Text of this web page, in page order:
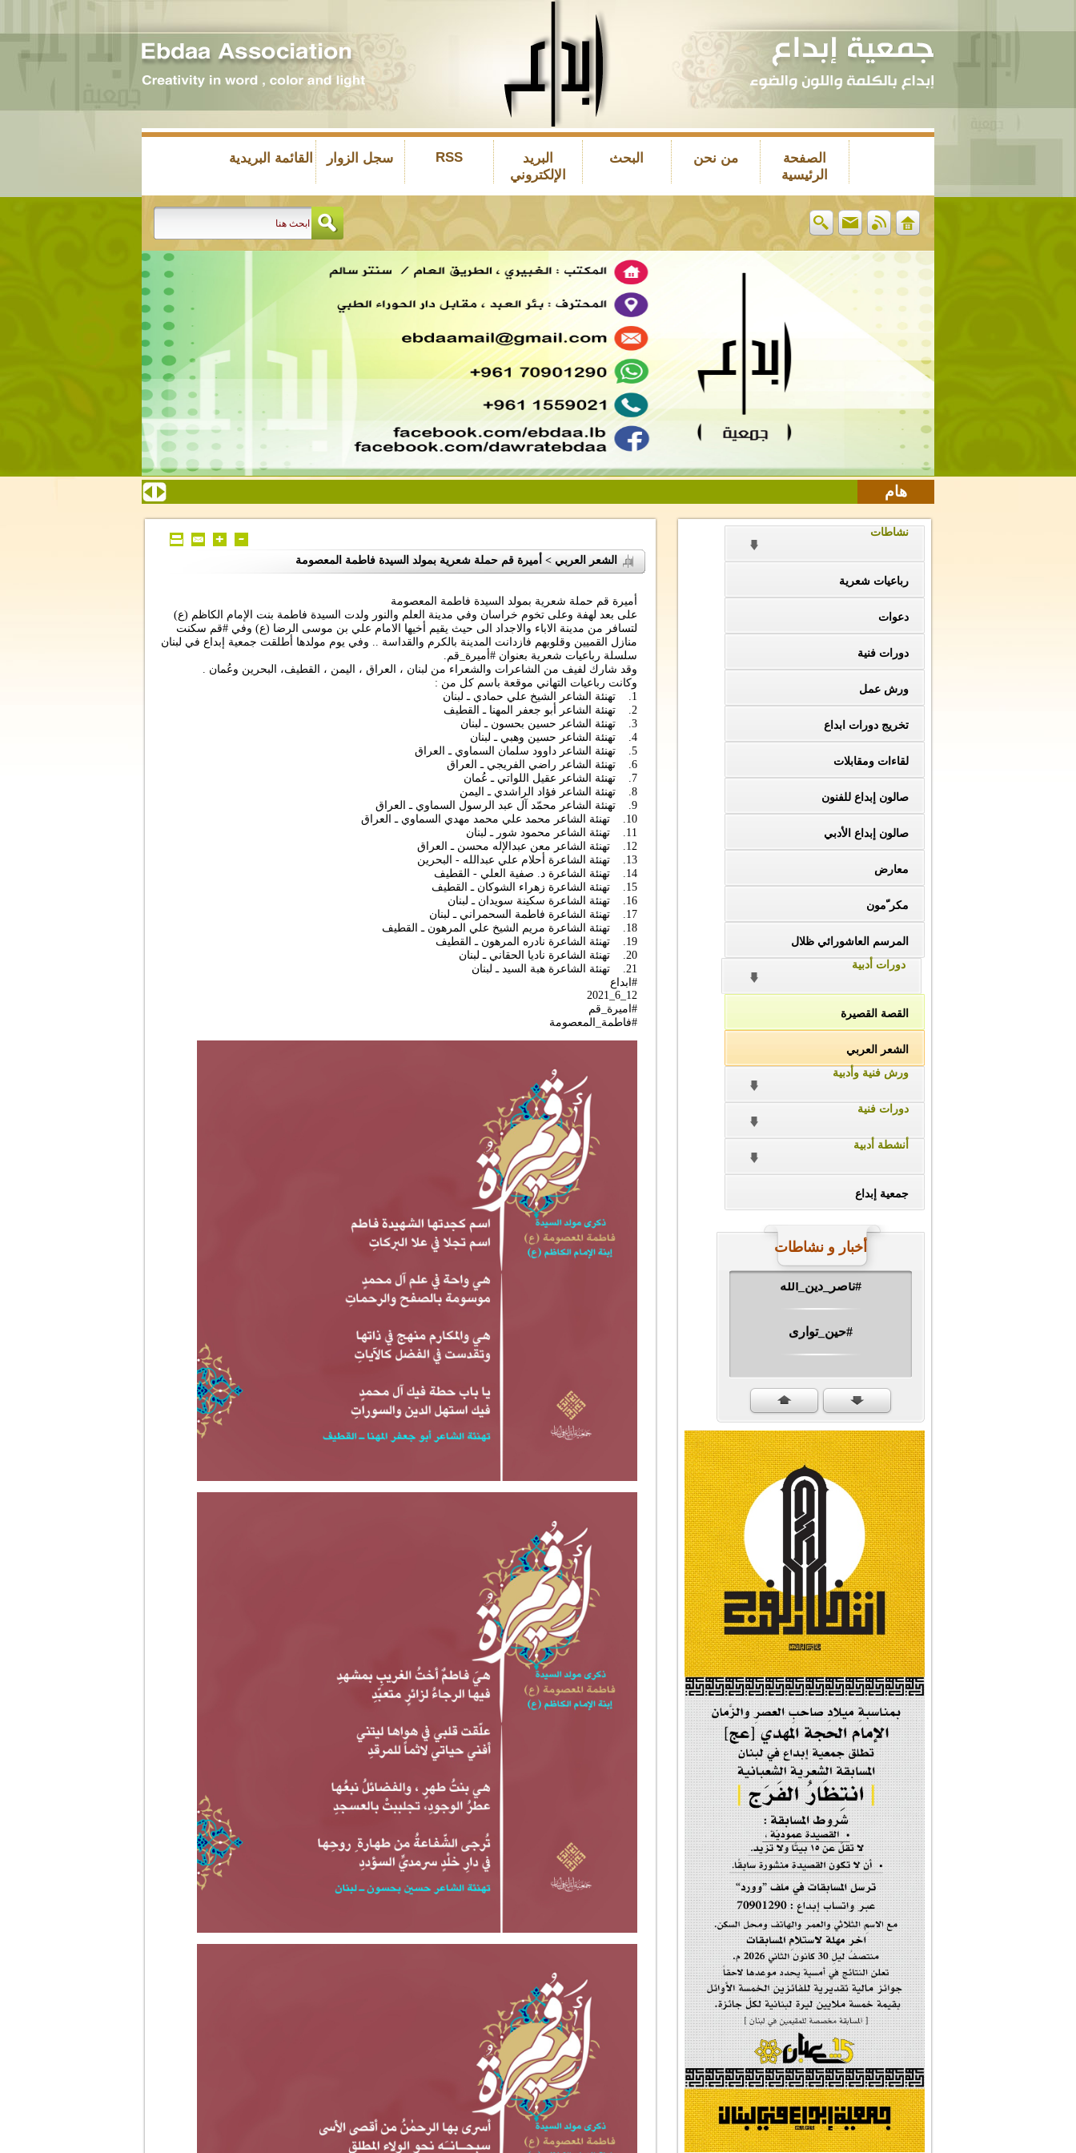
الصفحة
الرئيسية
من نحن البحث
البريد
الإلكتروني
RSS سجل الزوار القائمة البريدية
هام
نشاطات
رباعيات شعرية
دعوات
دورات فنية
ورش عمل
تخريج دورات ابداع
لقاءات ومقابلات
صالون إبداع للفنون
صالون إبداع الأدبي
معارض
مكر ّمون
المرسم العاشورائي ظلال
دورات أدبية
القصة القصيرة
الشعر العربي
ورش فنية وأدبية
دورات فنية
أنشطة أدبية
جمعية إبداع
أخبار و نشاطات
#ناصر_دين_الله
#حين_توارى
مهرجان الشهيد #ا�...
#سنكمل_الطريق
#تبريكات_انتصار_�...
#نداء_الأنبياء
#شجرة_النبوة
#وأنا_على_دين_محم...
#بأمانة_موسى_بن_ج...
#إيران_حرم_فاطمة ...
| #فخر_المخدرات |
#صحيفة_المؤمن
إحتفالية #رياحين...
إحتفالية تكريم ا...
#فاطمة_روحي
مولد السيدة #الز�...
#أم_الشهداء
#النجم_الثاقب
#الصديقة_الشهيدة
#على_اُهبة_الدم
الشعر العربي > أميرة قم حملة شعرية بمولد السيدة فاطمة المعصومة
أميرة قم حملة شعرية بمولد السيدة فاطمة المعصومة
على بعد لهفة وعلى تخوم خراسان وفي مدينة العلم والنور ولدت السيدة فاطمة بنت الإمام الكاظم (ع)
لتسافر من مدينة الاباء والاجداد الى حيث يقيم أخيها الامام علي بن موسى الرضا (ع) وفي #قم سكنت
منازل القميين وقلوبهم فازدانت المدينة بالكرم والقداسة .. وفي يوم مولدها أطلقت جمعية إبداع في لبنان
سلسلة رباعيات شعرية بعنوان #أميرة_قم.
وقد شارك لفيف من الشاعرات والشعراء من لبنان ، العراق ، اليمن ، القطيف، البحرين وعُمان .
وكانت رباعيات التهاني موقعة باسم كل من :
1. تهنئة الشاعر الشيخ علي حمادي ـ لبنان
2. تهنئة الشاعر أبو جعفر المهنا ـ القطيف
3. تهنئة الشاعر حسين بحسون ـ لبنان
4. تهنئة الشاعر حسين وهبي ـ لبنان
5. تهنئة الشاعر داوود سلمان السماوي ـ العراق
6. تهنئة الشاعر راضي الفريجي ـ العراق
7. تهنئة الشاعر عقيل اللواتي ـ عُمان
8. تهنئة الشاعر فؤاد الراشدي ـ اليمن
9. تهنئة الشاعر محمّد آل عبد الرسول السماوي ـ العراق
10. تهنئة الشاعر محمد علي محمد مهدي السماوي ـ العراق
11. تهنئة الشاعر محمود شور ـ لبنان
12. تهنئة الشاعر معن عبدالإله محسن ـ العراق
13. تهنئة الشاعرة أحلام علي عبدالله - البحرين
14. تهنئة الشاعرة د. صفية العلي - القطيف
15. تهنئة الشاعرة زهراء الشوكان ـ القطيف
16. تهنئة الشاعرة سكينة سويدان ـ لبنان
17. تهنئة الشاعرة فاطمة السحمراني ـ لبنان
18. تهنئة الشاعرة مريم الشيخ علي المرهون ـ القطيف
19. تهنئة الشاعرة نادره المرهون ـ القطيف
20. تهنئة الشاعرة ناديا الحقاني ـ لبنان
21. تهنئة الشاعرة هبة السيد ـ لبنان
#ابداع
12_6_2021
#اميرة_قم
#فاطمة_المعصومة